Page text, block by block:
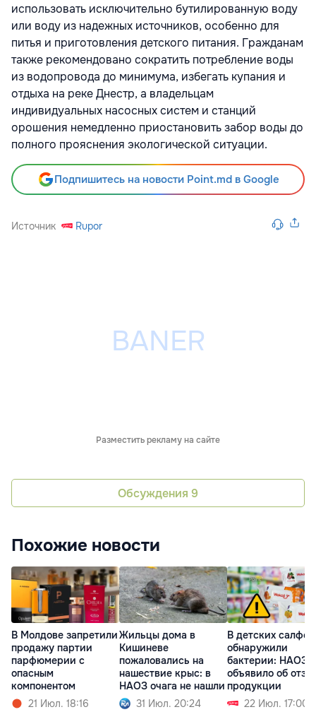
использовать исключительно бутилированную воду
или воду из надежных источников, особенно для
питья и приготовления детского питания. Гражданам
также рекомендовано сократить потребление воды
из водопровода до минимума, избегать купания и
отдыха на реке Днестр, а владельцам
индивидуальных насосных систем и станций
орошения немедленно приостановить забор воды до
полного прояснения экологической ситуации.
Подпишитесь на новости Point.md в Google
Источник Rupor
Разместить рекламу на сайте
Обсуждения 9
Похожие новости
В Молдове запретили
продажу партии
парфюмерии с
опасным
компонентом
21 Июл. 18:16
Жильцы дома в
Кишиневе
пожаловались на
нашествие крыс: в
НАОЗ очага не нашли
31 Июл. 20:24
В детских
обнаружили
бактерии: НАОЗ
объявило об
продукции
22 Июл. 17:00